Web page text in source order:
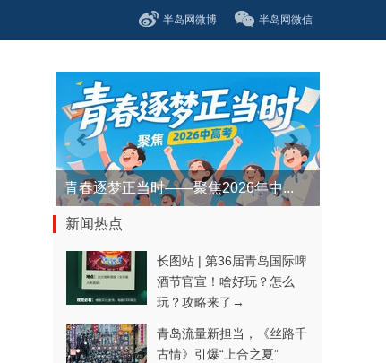
半岛网微博 半岛网微信
青春逐梦正当时——聚焦2026年中...
新闻热点
长图站 | 第36届青岛国际啤
酒节官宣！啥好玩？怎么
玩？攻略来了→
青岛流量新担当，《丝路千
古情》引爆“上合之夏”